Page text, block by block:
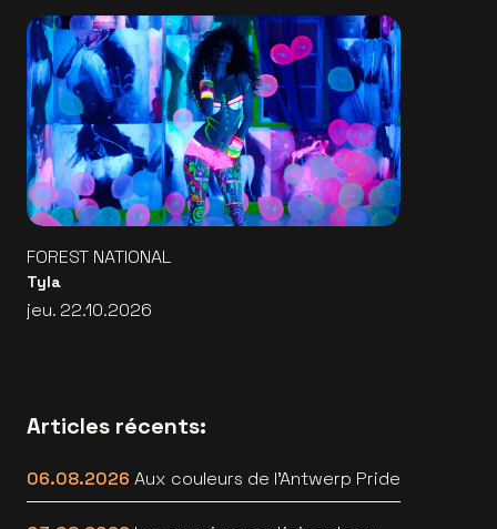
FOREST NATIONAL
Tyla
jeu. 22.10.2026
Articles récents:
06.08.2026 Aux couleurs de l'Antwerp Pride